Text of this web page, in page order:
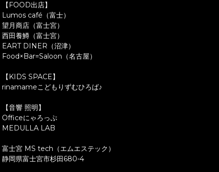
【FOOD出店】
Lumos café（富士）
望月商店（富士宮）
西田養鱒（富士宮）
EART DINER（沼津）
Food×Bar=Saloon（名古屋）
【KIDS SPACE】
rinamameこどもりずむひろば♪
【音響 照明】
Officeにゃろっぷ
MEDULLA LAB
富士宮 MS tech（エムエステック）
静岡県富士宮市杉田680-4